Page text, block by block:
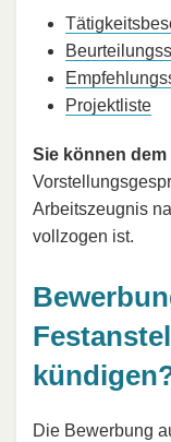
Projektliste
Sie können
Arbeitszeugnis
vollzogen ist.
Die Bewerbung